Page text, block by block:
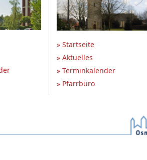
» Startseite
» Aktuelles
» Terminkalender
» Pfarrbüro